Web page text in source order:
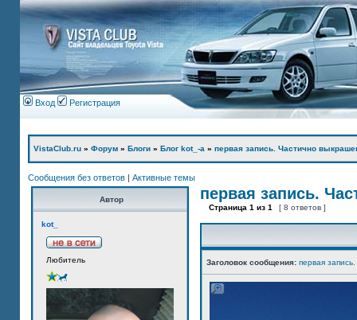
Вход Регистрация
VistaClub.ru » Форум » Блоги » Блог kot_-а » первая запись. Частично
Сообщения без ответов | Активные темы
Автор
kot_
Любитель
первая запись.
Страница 1 из 1 [ 8 ответов ]
Заголовок сообщения: первая